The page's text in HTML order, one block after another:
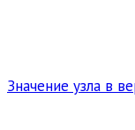
Значение узла в